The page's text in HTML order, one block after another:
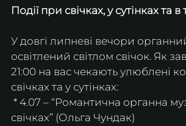
Події при свічках, у сутінках та в
У довгі липневі вечори
освітлений світлом свічок. Як
21:00 на вас чекають улюблені
свічках та у сутінках:
* 4.07 – “Романтична органна
свічках” (Ольга Чундак)